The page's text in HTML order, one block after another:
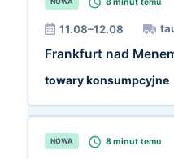
NOWA
11.08–12.08
Frankfurt nad
towary konsumpcyjne
NOWA 8 minut temu